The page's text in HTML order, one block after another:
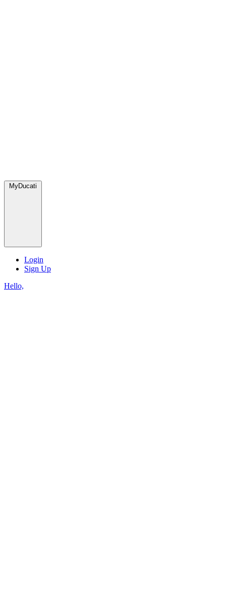
MyDucati
Login
Sign Up
Hello,